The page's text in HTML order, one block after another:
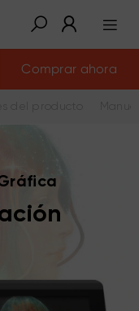
Comprar ahora